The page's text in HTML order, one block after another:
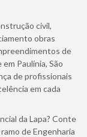
civil,
obras
de
Paulínia, São
de profissionais
em cada
da Lapa? Conte
de Engenharia